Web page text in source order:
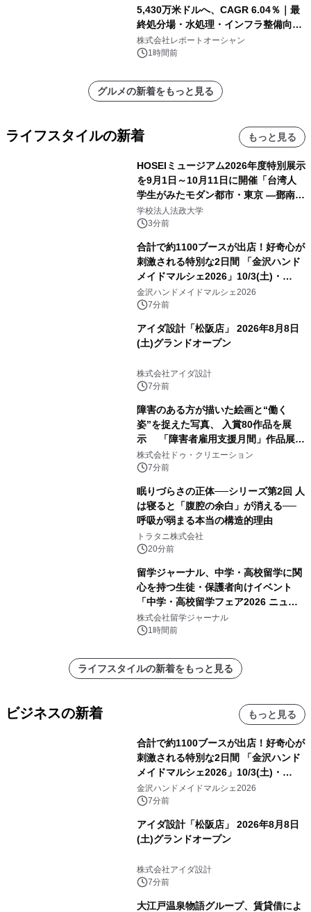
5,430万米ドルへ、CAGR 6.04％｜最
終処分場・水処理・インフラ整備向け
需要拡大
株式会社レポートオーシャン
1時間前
グルメの新着をもっと見る
ライフスタイルの新着 もっと見る
HOSEIミュージアム2026年度特別展示
を9月1日～10月11日に開催「台湾人
学生がみたモダン都市・東京 ―鄧南光
と法政大学の1930年代―」
学校法人法政大学
3分前
合計で約1100ブースが出店！好奇心が
刺激される特別な2日間 「金沢ハンド
メイドマルシェ2026」10/3(土)・
10/4(日)開催
金沢ハンドメイドマルシェ2026
7分前
アイダ設計「松阪店」 2026年8月8日
(土)グランドオープン
株式会社アイダ設計
7分前
障害のある方が描いた絵画と“働く
姿”を捉えた写真、 入賞80作品を展
示 「障害者雇用支援月間」作品展示
会を 東京・愛知で開催
株式会社ドゥ・クリエーション
7分前
眠りづらさの正体──シリーズ第2回 人
は寝ると「腹腔の余白」が消える──
呼吸が弱まる本当の構造的理由
トラタニ株式会社
20分前
留学ジャーナル、中学・高校留学に関
心を持つ生徒・保護者向けイベント
「中学・高校留学フェア2026 ニュー
ジーランド＆オーストラリア」を
9/12(土)に開催
株式会社留学ジャーナル
1時間前
ライフスタイルの新着をもっと見る
ビジネスの新着 もっと見る
合計で約1100ブースが出店！好奇心が
刺激される特別な2日間 「金沢ハンド
メイドマルシェ2026」10/3(土)・
10/4(日)開催
金沢ハンドメイドマルシェ2026
7分前
アイダ設計「松阪店」 2026年8月8日
(土)グランドオープン
株式会社アイダ設計
7分前
大江戸温泉物語グループ、賃貸借によ